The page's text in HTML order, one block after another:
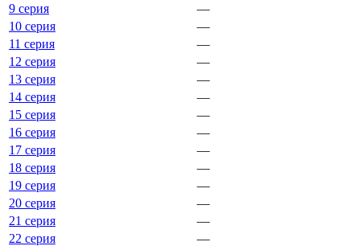
9 серия
—
10 серия
—
11 серия
—
12 серия
—
13 серия
—
14 серия
—
15 серия
—
16 серия
—
17 серия
—
18 серия
—
19 серия
—
20 серия
—
21 серия
—
22 серия
—